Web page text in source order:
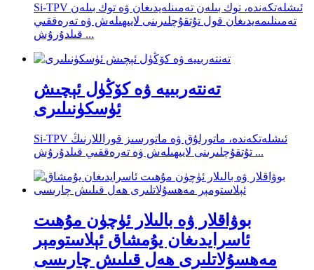
Si-TPV ئىشلەتكەندە، توك بىلەن تەمىنلەيدىغان ۋە توك بىلەن
تەمىنلىمەيدىغان قول تۇتقۇچلىرىنى لايىھىلەش ۋە تەرەققىي
قىلدۇرۇش ...
تەنتەربىيە ۋە كۆڭۈل ئېچىش
ئۈسكۈنىلىرى
Si-TPV ئىشلەتكەندە، ماتورلۇق ۋە ماتورسىز قوراللارنىڭ
تۇتقۇچلىرىنى لايىھىلەش ۋە تەرەققىي قىلدۇرۇش ...
بوۋاقلار ۋە بالىلار ئۈچۈن مۇھىت
ئاسرايدىغان يۇمشاق ئېلاستومېر
مەھسۇلاتلىرى ھەل قىلىش چارىسى